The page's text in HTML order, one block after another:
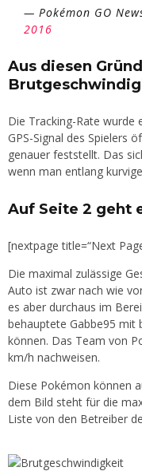
— Pokémon GO
2016
Aus diesen
Die Tracking-Rate wurde
GPS-Signal des Spielers
genauer feststellt. Das
wenn man entlang
Auf Seite 2 geht
[nextpage title=“Next
Die maximal zulässige
Auto ist zwar nach wie
es aber durchaus im
behauptete Gabbe95 mit
können. Das Team von
km/h nachweisen.
Diese Pokémon können
dem Bild steht für die
Liste von den Betreiber